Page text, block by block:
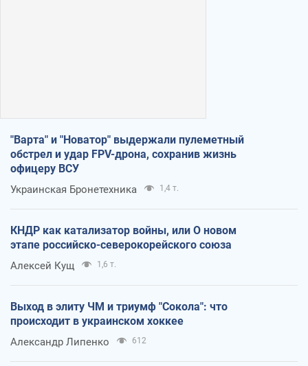
"Варта" и "Новатор" выдержали пулеметный
обстрел и удар FPV-дрона, сохранив жизнь
офицеру ВСУ
Украинская Бронетехника 1,4 т.
КНДР как катализатор войны, или О новом
этапе российско-северокорейского союза
Алексей Кущ 1,6 т.
Выход в элиту ЧМ и триумф "Сокола": что
происходит в украинском хоккее
Александр Липенко 612